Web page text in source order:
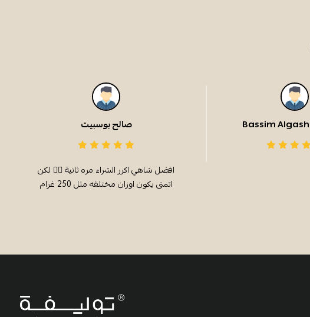
صالح بوسبيت
افضل شاهي اكرر الشراء مره ثانية 👌🏻 لكن
اتمنى يكون اوزان مختلفه مثل 250 غرام